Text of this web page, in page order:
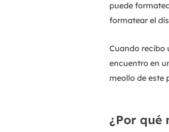
puede
formatear el
Cuando recibo
encuentro en
meollo de este
¿Por qué